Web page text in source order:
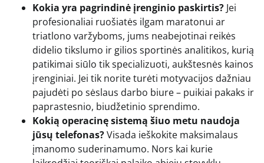
Kokia yra pagrindinė įrenginio paskirtis? Jei
profesionaliai ruošiatės ilgam maratonui ar
triatlono varžyboms, jums neabejotinai reikės
didelio tikslumo ir gilios sportinės analitikos, kurią
patikimai siūlo tik specializuoti, aukštesnės kainos
įrenginiai. Jei tik norite turėti motyvacijos dažniau
pajudėti po sėslaus darbo biure – puikiai pakaks ir
paprastesnio, biudžetinio sprendimo.
Kokią operacinę sistemą šiuo metu naudoja
jūsų telefonas?Visada ieškokite maksimalaus
įmanomo suderinamumo. Nors kai kurie